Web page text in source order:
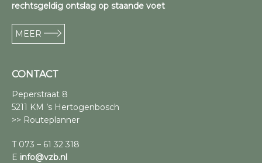
rechtsgeldig ontslag op staande voet
MEER
CONTACT
Peperstraat 8
5211 KM ’s Hertogenbosch
>> Routeplanner
T 073 – 61 32 318
E info@vzb.nl